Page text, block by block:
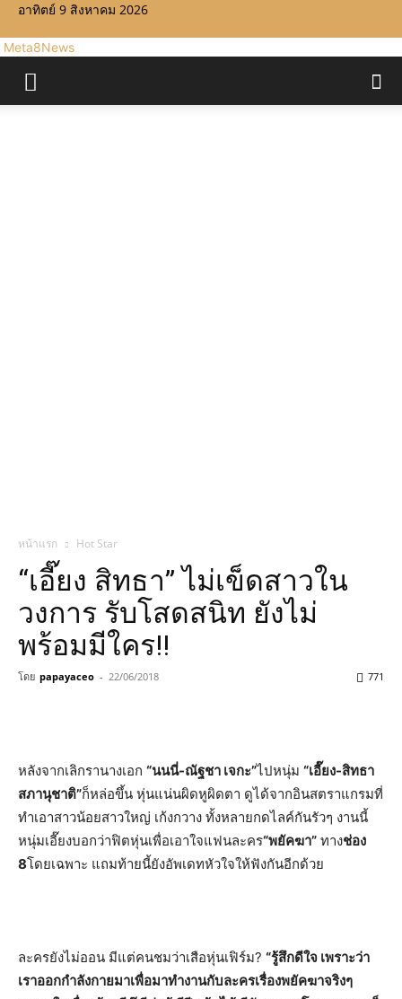
อาทิตย์ 9 สิงหาคม 2026
Meta8News
หน้าแรก Hot Star
“เอี๊ยง สิทธา” ไม่เข็ดสาวใน
วงการ รับโสดสนิท ยังไม่
พร้อมมีใคร!!
โดย papayaceo - 22/06/2018 771
หลังจากเลิกรานางเอก “นนนี่-ณัฐชา เจกะ”ไปหนุ่ม “เอี๊ยง-สิทธา
สภานุชาติ”ก็หล่อขึ้น หุ่นแน่นผิดหูผิดตา ดูได้จากอินสตราแกรมที่
ทำเอาสาวน้อยสาวใหญ่ เก้งกวาง ทั้งหลายกดไลค์กันรัวๆ งานนี้
หนุ่มเอี๊ยงบอกว่าฟิตหุ่นเพื่อเอาใจแฟนละคร“พยัคฆา” ทางช่อง
8โดยเฉพาะ แถมท้ายนี้ยังอัพเดทหัวใจให้ฟังกันอีกด้วย
ละครยังไม่ออน มีแต่คนชมว่าเสือหุ่นเฟิร์ม? “รู้สึกดีใจ เพราะว่า
เราออกกำลังกายมาเพื่อมาทำงานกับละครเรื่องพยัคฆาจริงๆ